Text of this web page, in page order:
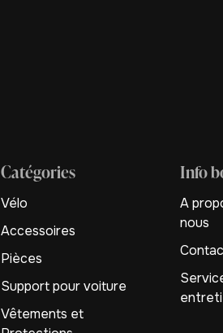
Catégories
Vélo
Accessoires
Pièces
Support pour voiture
Vêtements et
Info
A
nous